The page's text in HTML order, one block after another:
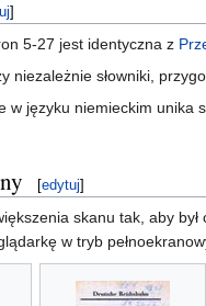
]
5-27 jest identyczna z
niezależnie słowniki,
w języku niemieckim unika
[edytuj]
skanu tak, aby
w tryb